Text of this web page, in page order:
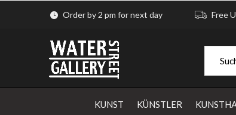
KUNST KÜNSTLER
Order by 2 pm for next day Free